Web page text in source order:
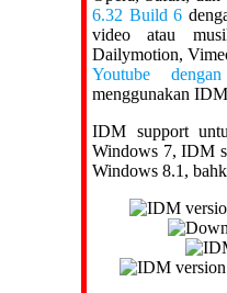
6.32 Build 6
video atau
Dailymotion,
Youtube
menggunakan
IDM support
Windows 7, IDM
Windows 8.1,